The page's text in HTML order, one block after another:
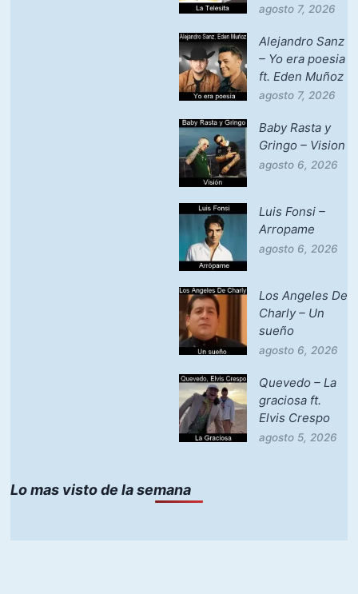
agosto 7, 2026
Alejandro Sanz
– Yo era poesia
ft. Eden Muñoz
agosto 7, 2026
Baby Rasta y
Gringo – Vision
agosto 6, 2026
Luis Fonsi –
Arropame
agosto 6, 2026
Los Angeles De
Charly – Un
sueño
agosto 6, 2026
Quevedo – La
graciosa ft.
Elvis Crespo
agosto 5, 2026
Lo mas visto de la semana